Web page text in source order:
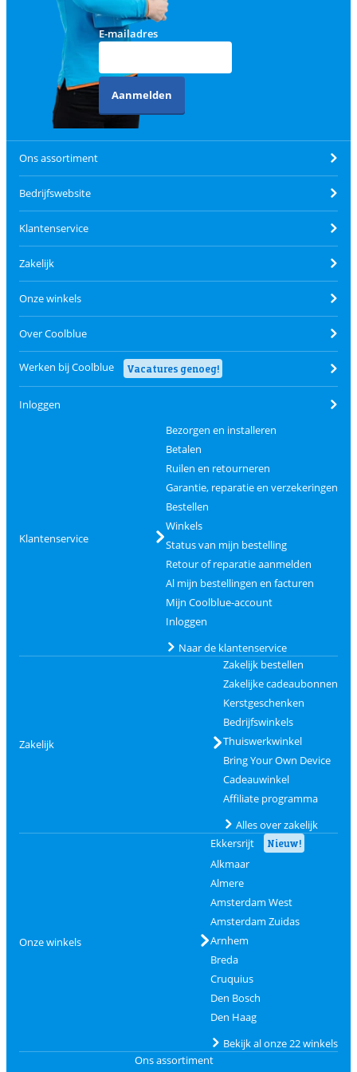
E-mailadres
Aanmelden
Ons assortiment
Bedrijfswebsite
Klantenservice
Zakelijk
Onze winkels
Over Coolblue
Werken bij Coolblue Vacatures genoeg!
Inloggen
Klantenservice
Bezorgen en installeren
Betalen
Ruilen en retourneren
Garantie, reparatie en verzekeringen
Bestellen
Winkels
Status van mijn bestelling
Retour of reparatie aanmelden
Al mijn bestellingen en facturen
Mijn Coolblue-account
Inloggen
Naar de klantenservice
Zakelijk
Zakelijk bestellen
Zakelijke cadeaubonnen
Kerstgeschenken
Bedrijfswinkels
Thuiswerkwinkel
Bring Your Own Device
Cadeauwinkel
Affiliate programma
Alles over zakelijk
Onze winkels
Ekkersrijt Nieuw!
Alkmaar
Almere
Amsterdam West
Amsterdam Zuidas
Arnhem
Breda
Cruquius
Den Bosch
Den Haag
Bekijk al onze 22 winkels
Ons assortiment